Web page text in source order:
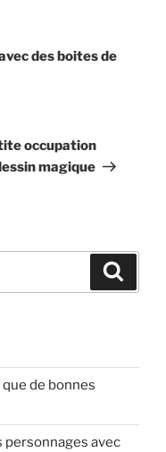
des boites de
occupation
magique
de bonnes
avec